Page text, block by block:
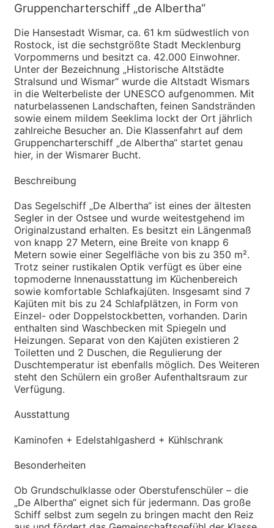
Gruppencharterschiff „de Albertha“
Die Hansestadt Wismar, ca. 61 km südwestlich von
Rostock, ist die sechstgrößte Stadt Mecklenburg
Vorpommerns und besitzt ca. 42.000 Einwohner.
Unter der Bezeichnung „Historische Altstädte
Stralsund und Wismar“ wurde die Altstadt Wismars
in die Welterbeliste der UNESCO aufgenommen. Mit
naturbelassenen Landschaften, feinen Sandstränden
sowie einem mildem Seeklima lockt der Ort jährlich
zahlreiche Besucher an. Die Klassenfahrt auf dem
Gruppencharterschiff „de Albertha“ startet genau
hier, in der Wismarer Bucht.
Beschreibung
Das Segelschiff „De Albertha“ ist eines der ältesten
Segler in der Ostsee und wurde weitestgehend im
Originalzustand erhalten. Es besitzt ein Längenmaß
von knapp 27 Metern, eine Breite von knapp 6
Metern sowie einer Segelfläche von bis zu 350 m².
Trotz seiner rustikalen Optik verfügt es über eine
topmoderne Innenausstattung im Küchenbereich
sowie komfortable Schlafkajüten. Insgesamt sind 7
Kajüten mit bis zu 24 Schlafplätzen, in Form von
Einzel- oder Doppelstockbetten, vorhanden. Darin
enthalten sind Waschbecken mit Spiegeln und
Heizungen. Separat von den Kajüten existieren 2
Toiletten und 2 Duschen, die Regulierung der
Duschtemperatur ist ebenfalls möglich. Des Weiteren
steht den Schülern ein großer Aufenthaltsraum zur
Verfügung.
Ausstattung
Kaminofen + Edelstahlgasherd + Kühlschrank
Besonderheiten
Ob Grundschulklasse oder Oberstufenschüler – die
„De Albertha“ eignet sich für jedermann. Das große
Schiff selbst zum segeln zu bringen macht den Reiz